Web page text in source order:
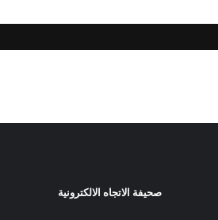
صحيفة الاتجاه الالكترونية